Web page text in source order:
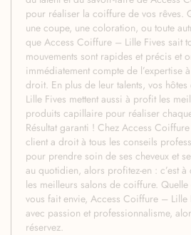
pour réaliser la coiffure de vos rêves.
une coupe, une coloration, ou toute
que Access Coiffure – Lille Fives sait
mouvements sont rapides et précis et
immédiatement compte de l’expertise
droit. En plus de leur talents, vos
Lille Fives mettent aussi à profit les
produits capillaire pour réaliser
Résultat garanti ! Chez Access
client a droit à tous les conseils
pour prendre soin de ses cheveux et
au quotidien, alors profitez-en : c’est à
les meilleurs salons de coiffure.
vous fait envie, Access Coiffure – Lille
avec passion et professionnalisme,
réservez.